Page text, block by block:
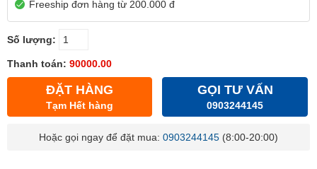
Freeship đơn hàng từ 200.000 đ
Số lượng:
Thanh toán: 90000.00
ĐẶT HÀNG
Tạm Hết hàng
GỌI TƯ VẤN
0903244145
Hoặc gọi ngay để đặt mua: 0903244145 (8:00-20:00)